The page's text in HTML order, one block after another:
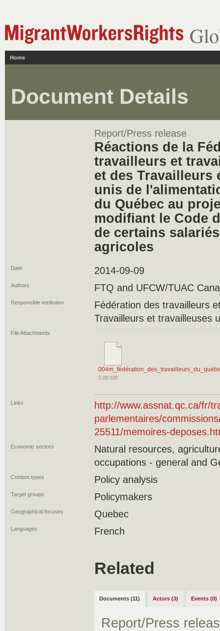
Home
Document Details
Report/Press release
Réactions de la
travailleurs et
et des Travailleurs
unis de
du Québec au
modifiant le Code
de certains
agricoles
Date 2014-09-09
Authors FTQ and UFCW/TUAC
Responsible institution
Fédération des travailleurs
Travailleurs et travailleuses
File Attachments
3.08 MB
Links
http://www.assnat.qc.ca/fr/
parlementaires/
25511/memoires-
Economic sectors
Natural resources,
occupations - general and
Content types Policy analysis
Target groups Policymakers
Geographical focuses Quebec
Languages French
Related
Documents (11) Actors (3) Events (0)
Report/Press